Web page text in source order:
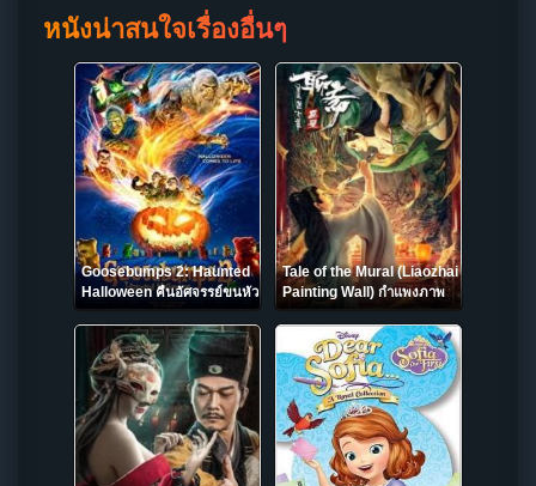
หนังน่าสนใจเรื่องอื่นๆ
Goosebumps 2: Haunted
Halloween คืนอัศจรรย์ขนหัว
ลุก 2 หุ่นฝังแค้น (2018)
Tale of the Mural (Liaozhai
Painting Wall) กำแพงภาพ
ปีศาจ (2023)